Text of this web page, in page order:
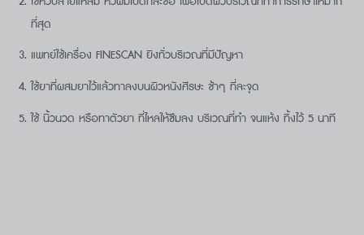
ที่สุด
แพทย์ใช้เครื่อง FINESCAN ยิงทั่วบริเวณที่มีปัญหา
ใช้ยาที่ผสมยาไว้แล้วทาลงบนผิวหนังศีรษะ ช้าๆ ที่ละจุด
ใช้ นิ้วนวด หรือทาตัวยา ที่ไหลให้ซึมลง บริเวณที่ทำ จนแห้ง ทิ้งไว้ 5 นาที